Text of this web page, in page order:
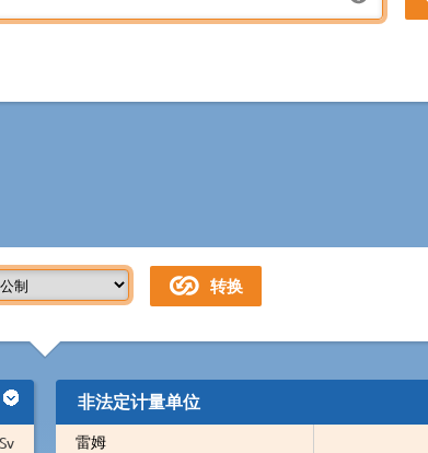
非法定计量单位
雷姆